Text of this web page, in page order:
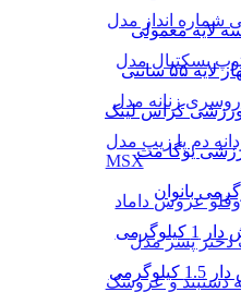
دم پا زیپ مدل
MSX
عروس داماد
دستبند و عروسک
لایه معمولی
۵۵ سانتی
ورزشی کراس لینک